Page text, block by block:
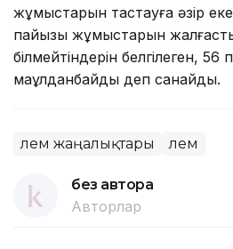
жұмыстарын тастауға әзір
пайызы жұмыстарын
білмейтіндерін белгілеген,
мақұлданбайды деп санайды.
Әлем жаңалықтары Әлем
без автора
Авторлар